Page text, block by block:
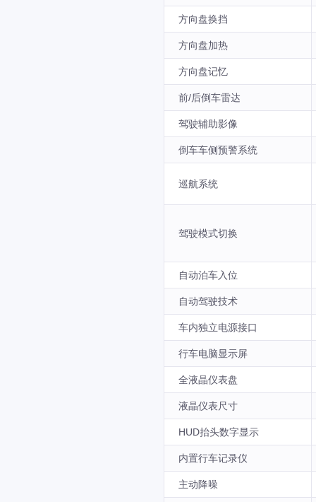
方向盘换挡
方向盘加热
方向盘记忆
前/后倒车雷达
驾驶辅助影像
倒车车侧预警系统
巡航系统
驾驶模式切换
自动泊车入位
自动驾驶技术
车内独立电源接口
行车电脑显示屏
全液晶仪表盘
液晶仪表尺寸
HUD抬头数字显示
内置行车记录仪
主动降噪